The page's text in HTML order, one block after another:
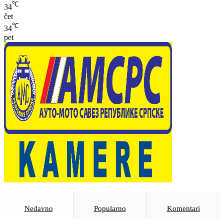
34℃
čet
34℃
pet
Nedavno Popularno Komentari